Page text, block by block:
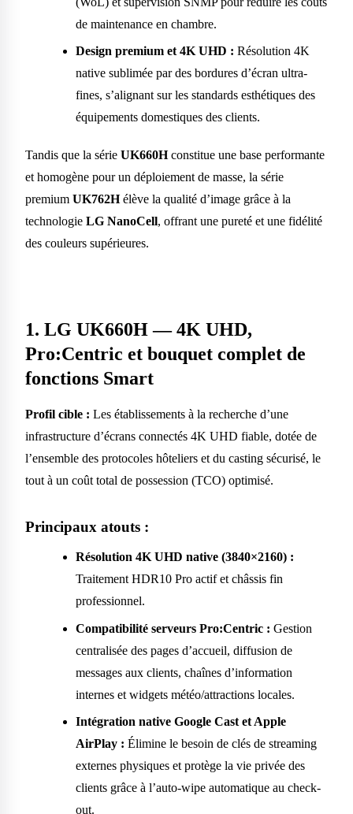
de maintenance en chambre.
Design premium et 4K UHD : Résolution 4K
native sublimée par des bordures d’écran ultra-
fines, s’alignant sur les standards esthétiques des
équipements domestiques des clients.
Tandis que la série UK660Hconstitue une base performante
et homogène pour un déploiement de masse, la série
premium UK762Hélève la qualité d’image grâce à la
technologie LG NanoCell, offrant une pureté et une fidélité
des couleurs supérieures.
1. LG UK660H — 4K UHD,
Pro:Centric et bouquet complet de
fonctions Smart
Profil cible : Les établissements à la recherche d’une
infrastructure d’écrans connectés 4K UHD fiable, dotée de
l’ensemble des protocoles hôteliers et du casting sécurisé, le
tout à un coût total de possession (TCO) optimisé.
Principaux atouts :
Résolution 4K UHD native (3840×2160) :
Traitement HDR10 Pro actif et châssis fin
professionnel.
Compatibilité serveurs Pro:Centric : Gestion
centralisée des pages d’accueil, diffusion de
messages aux clients, chaînes d’information
internes et widgets météo/attractions locales.
Intégration native Google Cast et Apple
AirPlay : Élimine le besoin de clés de streaming
externes physiques et protège la vie privée des
clients grâce à l’auto-wipe automatique au check-
out.